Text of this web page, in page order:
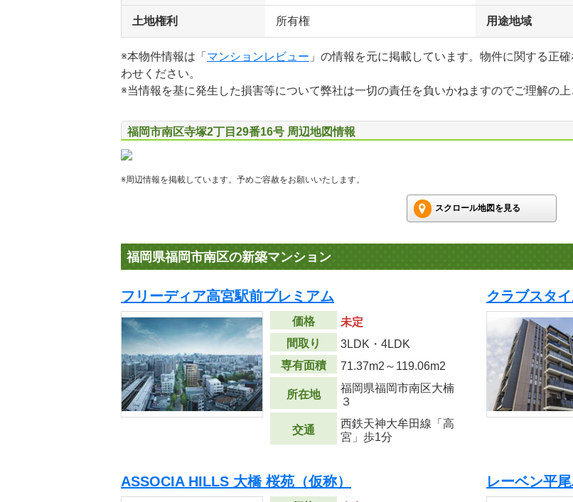
土地権利 所有権 用途地域
※本物件情報は「 マンションレビュー 」の情報を元に掲載しています。物件に関する正
わせください。
※当情報を基に発生した損害等について弊社は一切の責任を負いかねますのでご理解の上
福岡市南区寺塚2丁目29番16号 周辺地図情報
※周辺情報を掲載しています。予めご容赦をお願いいたします。
スクロール地図を見る
福岡県福岡市南区の新築マンション
フリーディア高宮駅前プレミアム
価格
未定
間取り
3LDK・4LDK
専有面積
71.37m2 ～119.06m2
所在地
福岡県福岡市南区大楠
３
交通
西鉄天神大牟田線「高
宮」歩1分
クラブスタ
ASSOCIA HILLS 大橋 桜苑（仮称） レーベン平